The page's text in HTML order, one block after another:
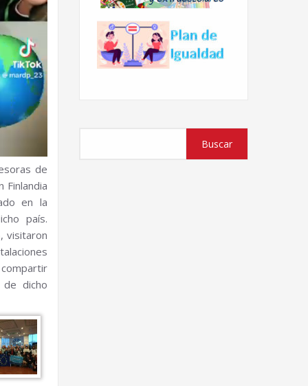
de
Finlandia
en la
país.
visitaron
dicho
Buscar